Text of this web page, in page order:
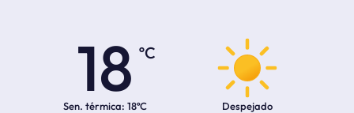
18
ºC
Sen. térmica: 18ºC Despejado